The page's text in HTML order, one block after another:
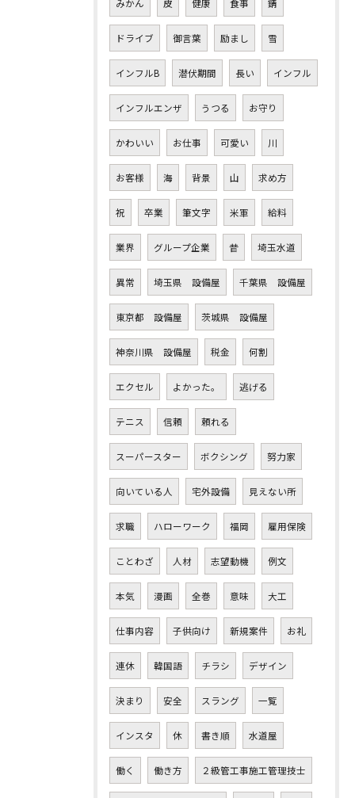
みかん 皮 健康 食事 錆
ドライブ 御言葉 励まし 雪
インフルB 潜伏期間 長い インフル
インフルエンザ うつる お守り
かわいい お仕事 可愛い 川
お客様 海 背景 山 求め方
祝 卒業 筆文字 米軍 給料
業界 グループ企業 昔 埼玉水道
異常 埼玉県 設備屋 千葉県 設備屋
東京都 設備屋 茨城県 設備屋
神奈川県 設備屋 税金 何割
エクセル よかった。 逃げる
テニス 信頼 頼れる
スーパースター ボクシング 努力家
向いている人 宅外設備 見えない所
求職 ハローワーク 福岡 雇用保険
ことわざ 人材 志望動機 例文
本気 漫画 全巻 意味 大工
仕事内容 子供向け 新規案件 お礼
連休 韓国語 チラシ デザイン
決まり 安全 スラング 一覧
インスタ 休 書き順 水道屋
働く 働き方 ２級管工事施工管理技士